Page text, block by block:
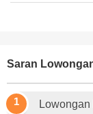
Saran